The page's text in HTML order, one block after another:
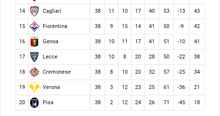
14 Cagliari 38 11 10 17 40 53 -13 43
15 Fiorentina 38 9 15 14 41 50 -9 42
16 Genoa 38 10 11 17 41 51 -10 41
17 Lecce 38 10 8 20 28 50 -22 38
18 Cremonese 38 8 10 20 32 57 -25 34
19 Verona 38 3 12 23 25 61 -36 21
20 Pisa 38 2 12 24 26 71 -45 18